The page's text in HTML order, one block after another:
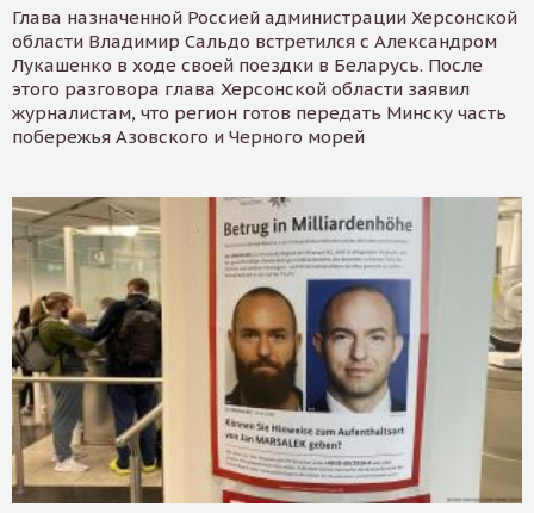
Глава назначенной Россией администрации Херсонской
области Владимир Сальдо встретился с Александром
Лукашенко в ходе своей поездки в Беларусь. После
этого разговора глава Херсонской области заявил
журналистам, что регион готов передать Минску часть
побережья Азовского и Черного морей